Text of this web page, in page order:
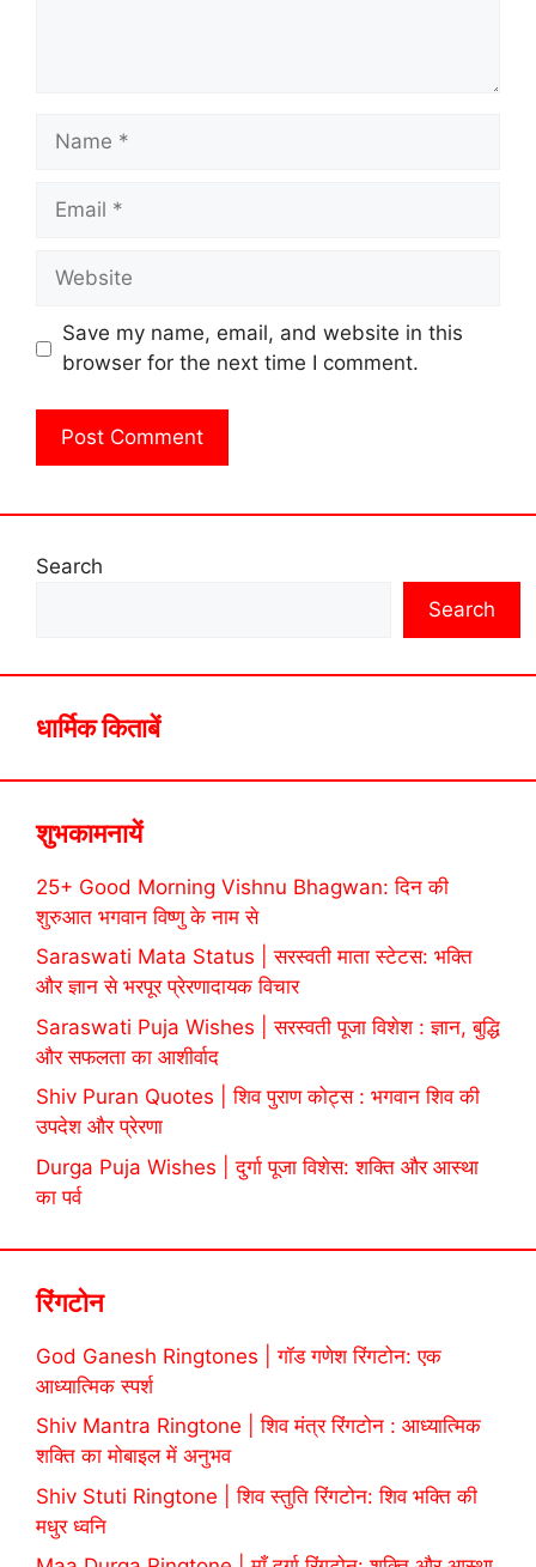
Name
Email
Website
Save my name, email, and website in this
browser for the next time I comment.
Search
Search
धार्मिक किताबें
शुभकामनायें
25+ Good Morning Vishnu Bhagwan: दिन की
शुरुआत भगवान विष्णु के नाम से
Saraswati Mata Status | सरस्वती माता स्टेटस: भक्ति
और ज्ञान से भरपूर प्रेरणादायक विचार
Saraswati Puja Wishes | सरस्वती पूजा विशेश : ज्ञान, बुद्धि
और सफलता का आशीर्वाद
Shiv Puran Quotes | शिव पुराण कोट्स : भगवान शिव की
उपदेश और प्रेरणा
Durga Puja Wishes | दुर्गा पूजा विशेस: शक्ति और आस्था
का पर्व
रिंगटोन
God Ganesh Ringtones | गॉड गणेश रिंगटोन: एक
आध्यात्मिक स्पर्श
Shiv Mantra Ringtone | शिव मंत्र रिंगटोन : आध्यात्मिक
शक्ति का मोबाइल में अनुभव
Shiv Stuti Ringtone | शिव स्तुति रिंगटोन: शिव भक्ति की
मधुर ध्वनि